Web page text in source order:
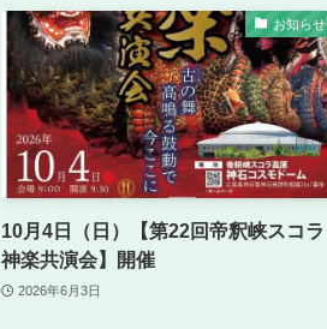
お知らせ
10月4日（日）【第22回帝釈峡スコラ
神楽共演会】開催
2026年6月3日